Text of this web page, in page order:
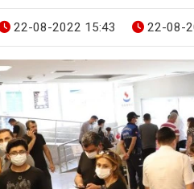
22-08-2022 15:43 22-08-